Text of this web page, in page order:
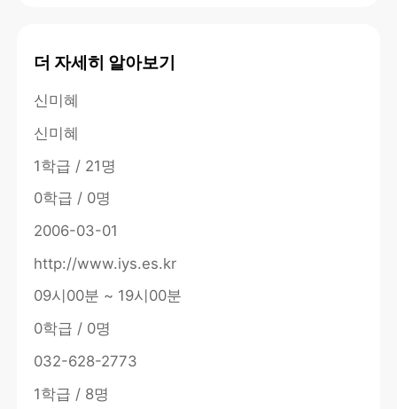
더 자세히 알아보기
신미혜
신미혜
1학급 / 21명
0학급 / 0명
2006-03-01
http://www.iys.es.kr
09시00분 ~ 19시00분
0학급 / 0명
032-628-2773
1학급 / 8명